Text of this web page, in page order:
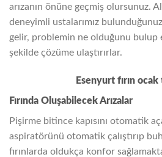
arızanın önüne geçmiş olursunuz.
deneyimli ustalarımız
gelir, problemin ne olduğunu bulup
şekilde çözüme ulaştırırlar.
Esenyurt fırın
Fırında Oluşabilecek Arızalar
Pişirme bitince kapısını otomatik
aspiratörünü otomatik çalıştırıp
fırınlarda oldukça konfor